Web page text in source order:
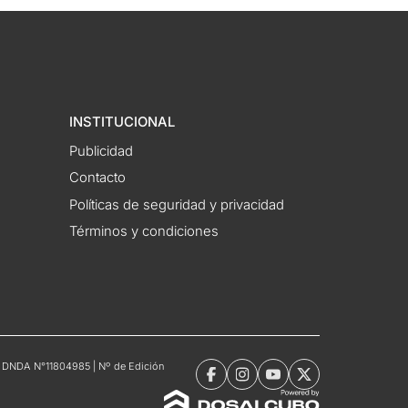
INSTITUCIONAL
Publicidad
Contacto
Políticas de seguridad y privacidad
Términos y condiciones
N°11804985 | Nº de Edición